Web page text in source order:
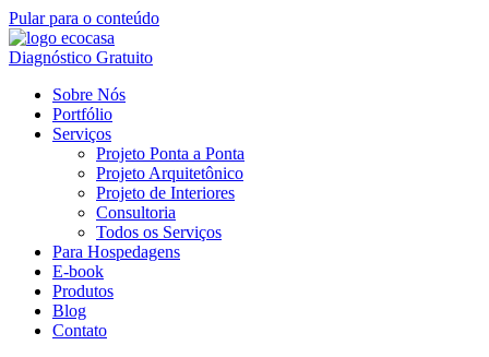
Pular para o conteúdo
Diagnóstico Gratuito
Sobre Nós
Portfólio
Serviços
Projeto Ponta a Ponta
Projeto Arquitetônico
Projeto de Interiores
Consultoria
Todos os Serviços
Para Hospedagens
E-book
Produtos
Blog
Contato